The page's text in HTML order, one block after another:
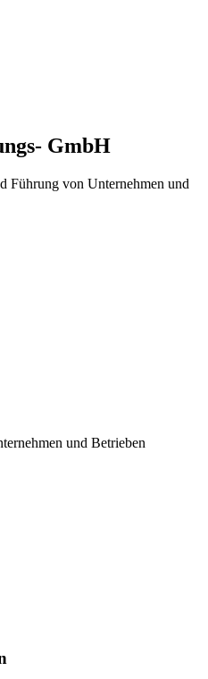
GmbH
Führung von Unternehmen und
und Betrieben